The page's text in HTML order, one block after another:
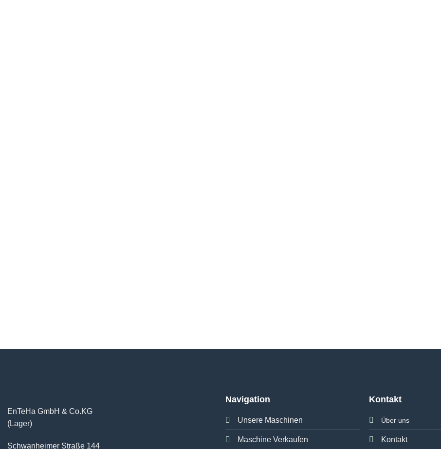
EnTeHa GmbH & Co.KG
(Lager)
Schwanheimer Straße 144
Navigation
Unsere Maschinen
Maschine Verkaufen
Kontakt
Über uns
Kontakt